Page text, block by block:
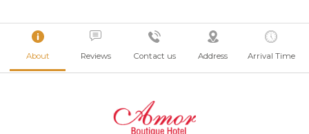
About Reviews Contact us Address Arrival Time